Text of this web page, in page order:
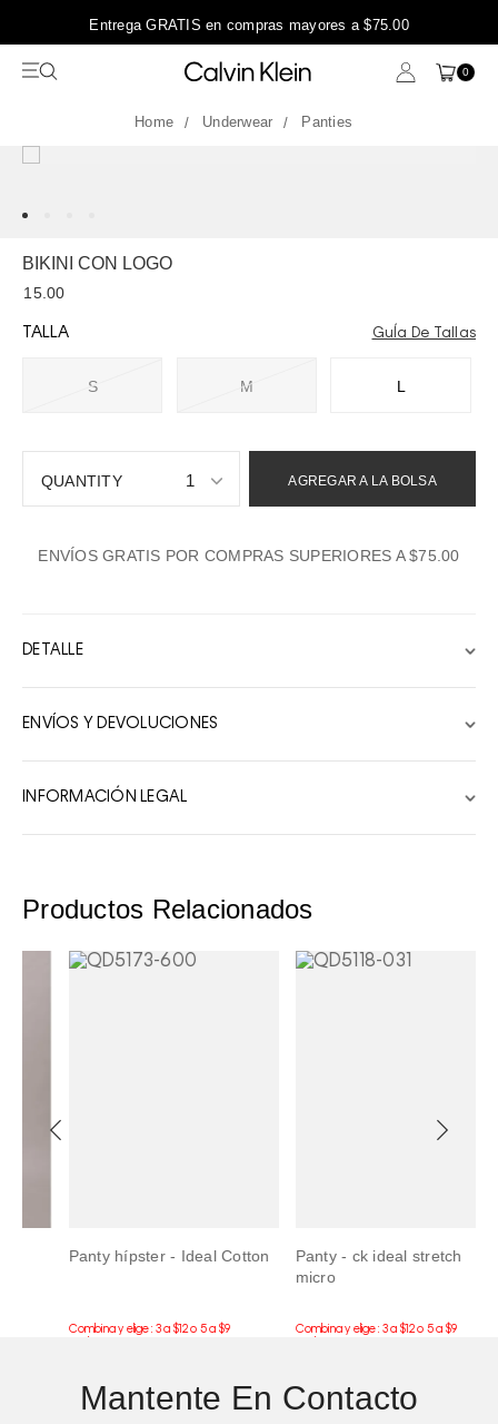
Entrega GRATIS en compras mayores a $75.00
0
Underwear Panties
BIKINI CON LOGO
15.00
TALLA
S M L
GuÍa De Tallas
1
2
9
AGREGAR A LA BOLSA
ENVÍOS GRATIS POR COMPRAS SUPERIORES A $75.00
DETALLE
ENVÍOS Y DEVOLUCIONES
INFORMACIÓN LEGAL
Productos Relacionados
Panty hípster - Ideal Cotton
Panty - ck ideal stretch
micro
Mantente En Contacto